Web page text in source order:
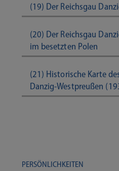
(19) Der Reichsgau
(20) Der Reichsgau
im besetzten Polen
(21) Historische Karte
Danzig-Westpreußen
PER­SÖN­LICH­KEI­TEN